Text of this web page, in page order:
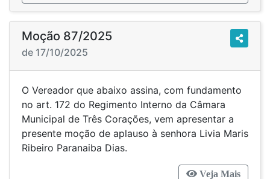
Moção 87/2025
de 17/10/2025
O Vereador que abaixo assina, com fundamento
no art. 172 do Regimento Interno da Câmara
Municipal de Três Corações, vem apresentar a
presente moção de aplauso à senhora Livia Maris
Ribeiro Paranaiba Dias.
Veja Mais